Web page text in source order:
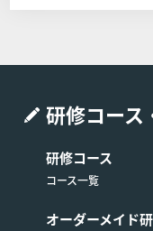
弊社への連絡
申し出るもの
制限事項 日程
た日程を変更
払いいただく
研修コース
研修コース
コース一覧
オーダーメイド